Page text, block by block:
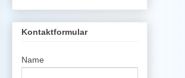
Kontaktformular
Name